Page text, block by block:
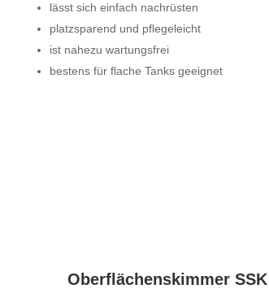
lässt sich einfach nachrüsten
platzsparend und pflegeleicht
ist nahezu wartungsfrei
bestens für flache Tanks geeignet
Oberflächenskimmer SSK